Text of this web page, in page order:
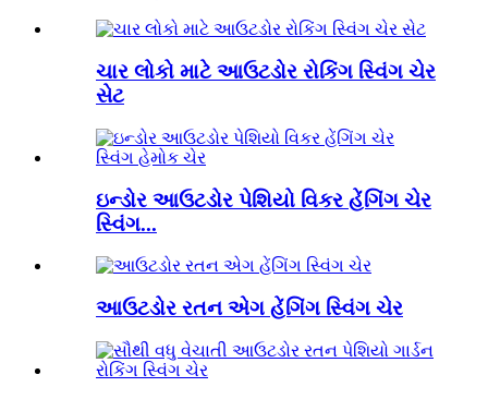
ચાર લોકો માટે આઉટડોર રોકિંગ સ્વિંગ ચેર
સેટ
ઇન્ડોર આઉટડોર પેશિયો વિકર હેંગિંગ ચેર
સ્વિંગ...
આઉટડોર રતન એગ હેંગિંગ સ્વિંગ ચેર